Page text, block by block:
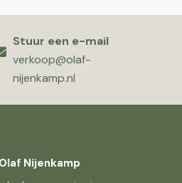
Stuur een e-mail
verkoop@olaf-
nijenkamp.nl
Nijenkamp